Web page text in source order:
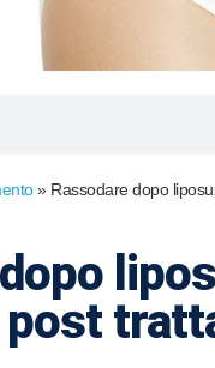
» Rassodare dopo